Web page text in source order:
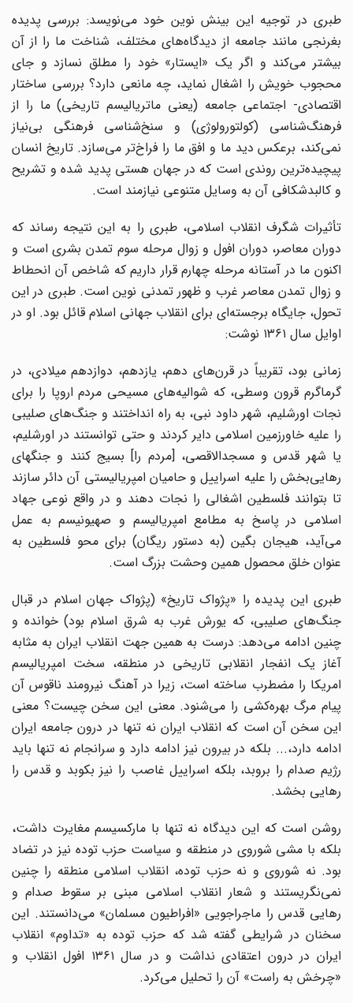
طبری در توجیه این بینش نوین خود می‌نویسد: بررسی پدیده
بغرنجی مانند جامعه از دیدگاه‌های مختلف، شناخت ما را از آن
بیشتر می‌کند و اگر یک «ایستار» خود را مطلق نسازد و جای
محجوب خویش را اشغال نماید، چه مانعی دارد؟ بررسی ساختار
اقتصادی‌- اجتماعی جامعه (یعنی ماتریالیسم تاریخی) ما را از
فرهنگ‌شناسی (کولتورولوژی) و سنخ‌شناسی فرهنگی بی‌نیاز
نمی‌کند، برعکس دید ما و افق ما را فراخ‌تر می‌سازد. تاریخ انسان
پیچیده‌ترین روندی است که در جهان هستی پدید شده و تشریح
و کالبدشکافی آن به وسایل متنوعی نیازمند است.
تأثیرات شگرف انقلاب اسلامی، طبری را به این نتیجه رساند که
دوران معاصر، دوران افول و زوال مرحله سوم تمدن بشری است و
اکنون ما در آستانه مرحله چهارم قرار داریم که شاخص آن انحطاط
و زوال تمدن معاصر غرب و ظهور تمدنی نوین است. طبری در این
تحول، جایگاه برجسته‌ای برای انقلاب جهانی اسلام قائل بود. او در
اوایل سال ۱۳۶۱ نوشت:
زمانی بود، تقریباً در قرن‌های دهم، یازدهم، دوازدهم میلادی، در
گرماگرم قرون وسطی، که شوالیه‌های مسیحی مردم اروپا را برای
نجات اورشلیم، شهر داود نبی، به راه انداختند و جنگ‌های صلیبی
را علیه خاورزمین اسلامی دایر کردند و حتی توانستند در اورشلیم،
یا شهر قدس و مسجد‌الاقصی، [مردم را] بسیج ‌کنند و جنگهای
رهایی‌بخش را علیه اسراییل و حامیان امپریالیستی آن دائر ‌سازند
تا بتوانند فلسطین اشغالی را نجات دهند و در واقع نوعی جهاد
اسلامی در پاسخ به مطامع امپریالیسم و صهیونیسم به عمل
می‌آید، هیجان بگین (به دستور ریگان) برای محو فلسطین به
عنوان خلق محصول همین وحشت بزرگ است.
طبری این پدیده را «پژواک تاریخ» (پژواک جهان اسلام در قبال
جنگ‌های صلیبی، که یورش غرب به شرق اسلام بود) خوانده و
چنین ادامه می‌دهد: درست به همین جهت انقلاب ایران به مثابه
آغاز یک انفجار انقلابی تاریخی در منطقه، سخت امپریالیسم
امریکا را مضطرب ساخته است، زیرا در آهنگ نیرومند ناقوس آن
پیام مرگ بهره‌کشی را می‌شنود. معنی این سخن چیست؟ معنی
این سخن آن است که انقلاب ایران نه تنها در درون جامعه ایران
ادامه دارد،... بلکه در بیرون نیز ادامه دارد و سرانجام نه تنها باید
رژیم صدام را بروبد، بلکه اسراییل غاصب را نیز بکوبد و قدس را
رهایی بخشد.
روشن است که این دیدگاه نه تنها با مارکسیسم مغایرت داشت،
بلکه با مشی شوروی در منطقه و سیاست حزب توده نیز در تضاد
بود. نه شوروی و نه حزب توده، انقلاب اسلامی منطقه را چنین
نمی‌نگریستند و شعار انقلاب اسلامی مبنی‌ بر سقوط صدام و
رهایی قدس را ماجراجویی «افراطیون مسلمان» می‌دانستند. این
سخنان در شرایطی گفته شد که حزب توده به «تداوم» انقلاب
ایران در درون اعتقادی نداشت و در سال ۱۳۶۱ افول انقلاب و
«چرخش به راست» آن را تحلیل می‌کرد.